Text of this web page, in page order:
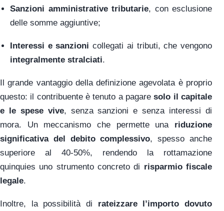
Sanzioni amministrative tributarie, con esclusione
delle somme aggiuntive;
Interessi e sanzioni collegati ai tributi, che vengono
integralmente stralciati.
Il grande vantaggio della definizione agevolata è proprio
questo: il contribuente è tenuto a pagaresolo il capitale
e le spese vive, senza sanzioni e senza interessi di
mora. Un meccanismo che permette una riduzione
significativa del debito complessivo, spesso anche
superiore al 40-50%, rendendo la rottamazione
quinquies uno strumento concreto di risparmio fiscale
legale.
Inoltre, la possibilità di rateizzare l’importo dovuto